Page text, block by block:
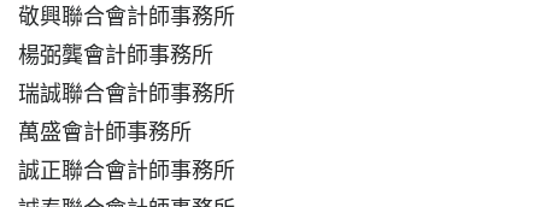
敬興聯合會計師事務所
楊弼龔會計師事務所
瑞誠聯合會計師事務所
萬盛會計師事務所
誠正聯合會計師事務所